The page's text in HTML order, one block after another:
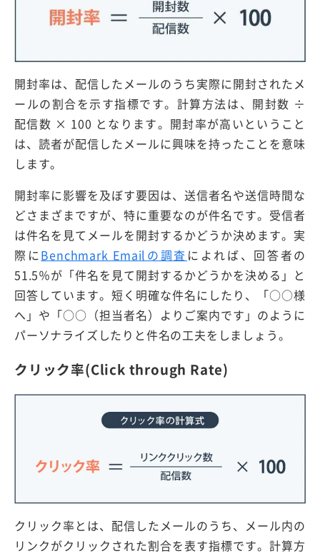
開封率は、配信したメールのうち実際に開封されたメ
ールの割合を示す指標です。計算方法は、開封数 ÷
配信数 × 100 となります。開封率が高いということ
は、読者が配信したメールに興味を持ったことを意味
します。
開封率に影響を及ぼす要因は、送信者名や送信時間な
どさまざまですが、特に重要なのが件名です。受信者
は件名を見てメールを開封するかどうか決めます。実
際にBenchmark Emailの調査 によれば、回答者の
51.5％が「件名を見て開封するかどうかを決める」と
回答しています。短く明確な件名にしたり、「○○様
へ」や「○○（担当者名）よりご案内です」のように
パーソナライズしたりと件名の工夫をしましょう。
クリック率(Click through Rate)
クリック率とは、配信したメールのうち、メール内の
リンクがクリックされた割合を表す指標です。計算方